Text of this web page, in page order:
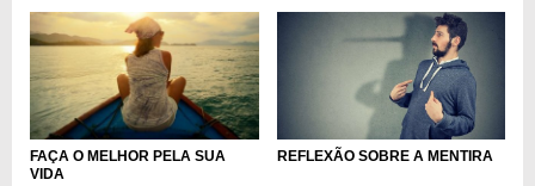
FAÇA O MELHOR PELA SUA
VIDA
REFLEXÃO SOBRE A MENTIRA